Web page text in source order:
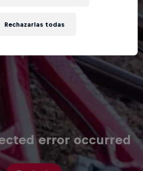
error occurred
Rechazarlas todas